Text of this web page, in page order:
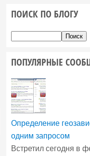
ПОИСК ПО БЛОГУ
ПОПУЛЯРНЫЕ
Определение
одним запросом
Встретил сегодня в